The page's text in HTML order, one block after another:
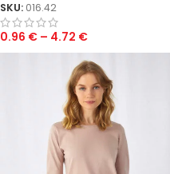
SKU: 016.42
0.96 € – 4.72 €